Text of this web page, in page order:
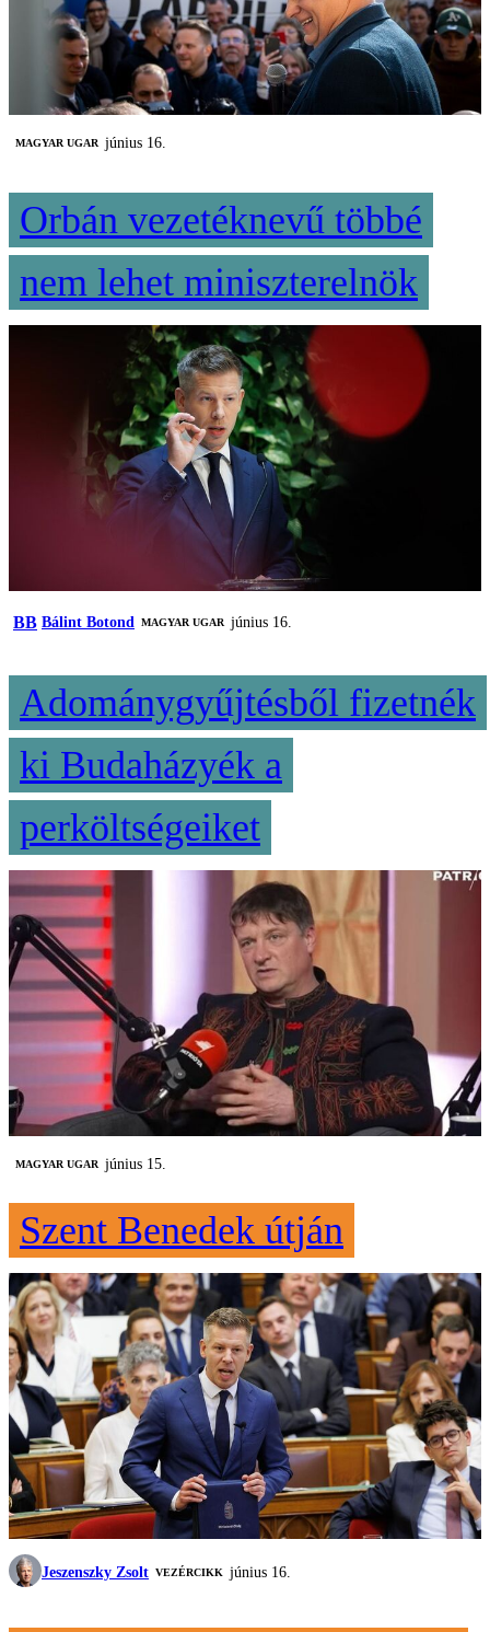
MAGYAR UGAR június 16.
Orbán vezetéknevű többé
nem lehet miniszterelnök
BB Bálint Botond MAGYAR UGAR június 16.
Adománygyűjtésből fizetnék
ki Budaházyék a
perköltségeiket
MAGYAR UGAR június 15.
Szent Benedek útján
Jeszenszky Zsolt VEZÉRCIKK június 16.